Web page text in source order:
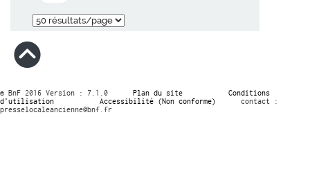
© BnF 2016 Version : 7.1.0 Plan du site
Conditions
d’utilisation
Accessibilité (Non conforme)
contact :
presselocaleancienne@bnf.fr